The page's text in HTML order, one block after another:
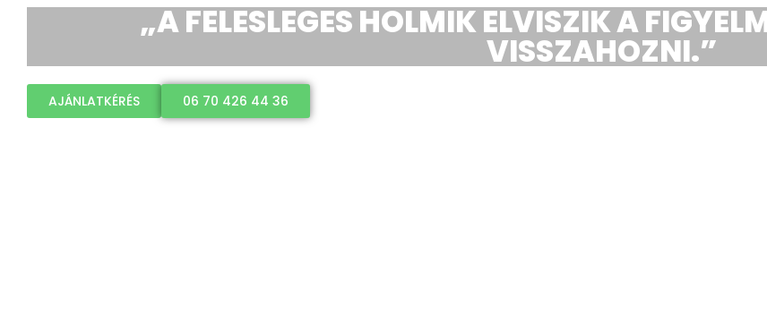
„A FELESLEGES HOLMIK ELVISZIK A
VISSZAHOZNI.”
AJÁNLATKÉRÉS 06 70 426 44 36